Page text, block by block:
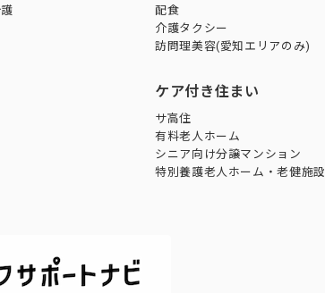
配食
介護タクシー
訪問理美容(愛知エリアのみ)
ケア付き住まい
サ高住
有料老人ホーム
シニア向け分譲マンション
特別養護老人ホーム・老健施設